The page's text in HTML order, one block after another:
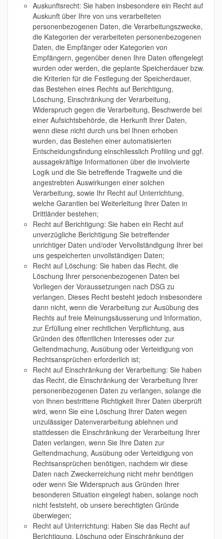
Auskunftsrecht: Sie haben insbesondere ein Recht auf
Auskunft über Ihre von uns verarbeiteten
personenbezogenen Daten, die Verarbeitungszwecke,
die Kategorien der verarbeiteten personenbezogenen
Daten, die Empfänger oder Kategorien von
Empfängern, gegenüber denen Ihre Daten offengelegt
wurden oder werden, die geplante Speicherdauer bzw.
die Kriterien für die Festlegung der Speicherdauer,
das Bestehen eines Rechts auf Berichtigung,
Löschung, Einschränkung der Verarbeitung,
Widerspruch gegen die Verarbeitung, Beschwerde bei
einer Aufsichtsbehörde, die Herkunft Ihrer Daten,
wenn diese nicht durch uns bei Ihnen erhoben
wurden, das Bestehen einer automatisierten
Entscheidungsfindung einschliesslich Profiling und ggf.
aussagekräftige Informationen über die involvierte
Logik und die Sie betreffende Tragweite und die
angestrebten Auswirkungen einer solchen
Verarbeitung, sowie Ihr Recht auf Unterrichtung,
welche Garantien bei Weiterleitung Ihrer Daten in
Drittländer bestehen;
Recht auf Berichtigung: Sie haben ein Recht auf
unverzügliche Berichtigung Sie betreffender
unrichtiger Daten und/oder Vervollständigung Ihrer bei
uns gespeicherten unvollständigen Daten;
Recht auf Löschung: Sie haben das Recht, die
Löschung Ihrer personenbezogenen Daten bei
Vorliegen der Voraussetzungen nach DSG zu
verlangen. Dieses Recht besteht jedoch insbesondere
dann nicht, wenn die Verarbeitung zur Ausübung des
Rechts auf freie Meinungsäusserung und Information,
zur Erfüllung einer rechtlichen Verpflichtung, aus
Gründen des öffentlichen Interesses oder zur
Geltendmachung, Ausübung oder Verteidigung von
Rechtsansprüchen erforderlich ist;
Recht auf Einschränkung der Verarbeitung: Sie haben
das Recht, die Einschränkung der Verarbeitung Ihrer
personenbezogenen Daten zu verlangen, solange die
von Ihnen bestrittene Richtigkeit Ihrer Daten überprüft
wird, wenn Sie eine Löschung Ihrer Daten wegen
unzulässiger Datenverarbeitung ablehnen und
stattdessen die Einschränkung der Verarbeitung Ihrer
Daten verlangen, wenn Sie Ihre Daten zur
Geltendmachung, Ausübung oder Verteidigung von
Rechtsansprüchen benötigen, nachdem wir diese
Daten nach Zweckerreichung nicht mehr benötigen
oder wenn Sie Widerspruch aus Gründen Ihrer
besonderen Situation eingelegt haben, solange noch
nicht feststeht, ob unsere berechtigten Gründe
überwiegen;
Recht auf Unterrichtung: Haben Sie das Recht auf
Berichtigung, Löschung oder Einschränkung der